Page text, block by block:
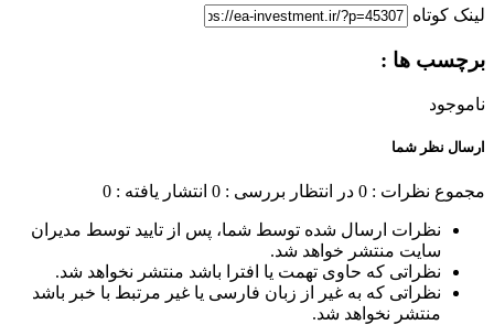
لینک کوتاه
برچسب ها :
ناموجود
ارسال نظر شما
مجموع نظرات : 0 در انتظار بررسی : 0 انتشار یافته : 0
نظرات ارسال شده توسط شما، پس از تایید توسط مدیران
سایت منتشر خواهد شد.
نظراتی که حاوی تهمت یا افترا باشد منتشر نخواهد شد.
نظراتی که به غیر از زبان فارسی یا غیر مرتبط با خبر باشد
منتشر نخواهد شد.